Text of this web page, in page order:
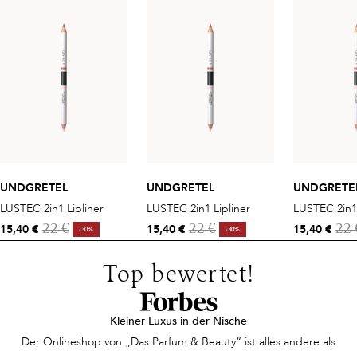
UNDGRETEL
LUSTEC 2in1 Lipliner
15,40 € 22 € -30%
UNDGRETEL
LUSTEC 2in1 Lipliner
15,40 € 22 € -30%
LUSTEC
15,40 € 22
Top bewertet!
Kleiner Luxus in der Nische
Der Onlineshop von „Das Parfum & Beauty“ ist alles andere als